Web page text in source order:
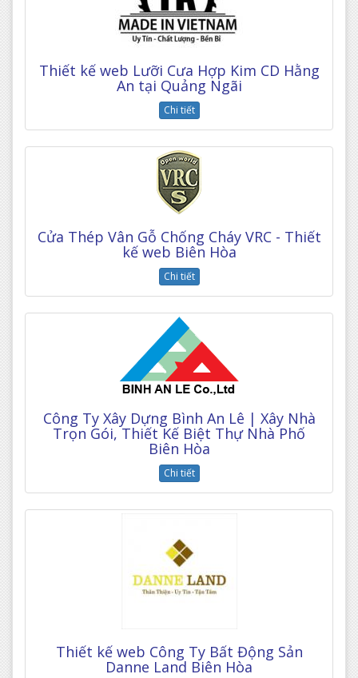
Thiết kế web Lưỡi Cưa Hợp Kim CD Hằng
An tại Quảng Ngãi
Chi tiết
Cửa Thép Vân Gỗ Chống Cháy VRC - Thiết
kế web Biên Hòa
Chi tiết
Công Ty Xây Dựng Bình An Lê | Xây Nhà
Trọn Gói, Thiết Kế Biệt Thự Nhà Phố
Biên Hòa
Chi tiết
Thiết kế web Công Ty Bất Động Sản
Danne Land Biên Hòa